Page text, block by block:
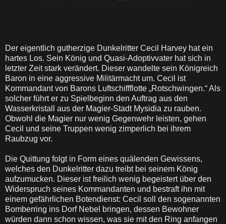
Der eigentlich gutherzige Dunkelritter Cecil Harvey hat ein
hartes Los. Sein König und Quasi-Adoptivvater hat sich in
letzter Zeit stark verändert. Dieser wandelte sein Königreich
Baron in eine aggressive Militärmacht um. Cecil ist
Kommandant von Barons Luftschiffflotte „Rotschwingen.“ Als
solcher führt er zu Spielbeginn den Auftrag aus den
Wasserkristall aus der Magier-Stadt Mysidia zu rauben.
Obwohl die Magier nur wenig Gegenwehr leisten, gehen
Cecil und seine Truppen wenig zimperlich bei ihrem
Raubzug vor.
Die Quittung folgt in Form eines quälenden Gewissens,
welches den Dunkelritter dazu treibt bei seinem König
aufzumucken. Dieser ist freilich wenig begeistert über den
Widerspruch seines Kommandanten und bestraft ihn mit
einem gefährlichen Botendienst: Cecil soll den sogenannten
Bomberring ins Dorf Nebel bringen, dessen Bewohner
würden dann schon wissen, was sie mit den Ring anfangen